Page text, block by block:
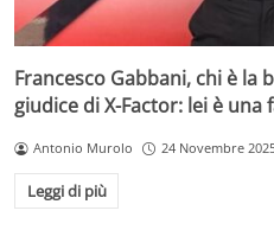
Francesco Gabbani, chi è la
giudice di X-Factor: lei è una
Antonio Murolo 24 Novembre
Leggi di più